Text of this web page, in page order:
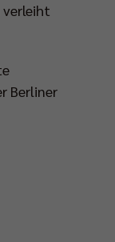
verleiht
Berliner